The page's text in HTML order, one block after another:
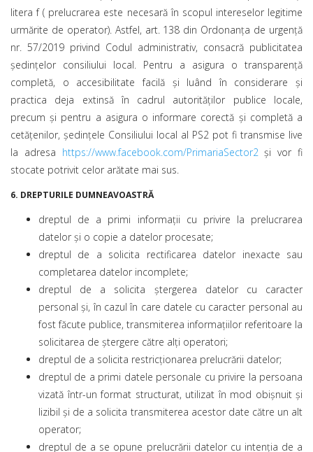
litera f ( prelucrarea este necesară în scopul intereselor legitime
urmărite de operator). Astfel, art. 138 din Ordonanţa de urgenţă
nr. 57/2019 privind Codul administrativ, consacră publicitatea
şedinţelor consiliului local. Pentru a asigura o transparenţă
completă, o accesibilitate facilă şi luând în considerare şi
practica deja extinsă în cadrul autorităţilor publice locale,
precum şi pentru a asigura o informare corectă şi completă a
cetăţenilor, şedinţele Consiliului local al PS2 pot fi transmise live
la adresa https://www.facebook.com/PrimariaSector2şi vor fi
stocate potrivit celor arătate mai sus.
6. DREPTURILE DUMNEAVOASTRĂ
dreptul de a primi informații cu privire la prelucrarea
datelor și o copie a datelor procesate;
dreptul de a solicita rectificarea datelor inexacte sau
completarea datelor incomplete;
dreptul de a solicita ștergerea datelor cu caracter
personal și, în cazul în care datele cu caracter personal au
fost făcute publice, transmiterea informațiilor referitoare la
solicitarea de ștergere către alți operatori;
dreptul de a solicita restricționarea prelucrării datelor;
dreptul de a primi datele personale cu privire la persoana
vizată într-un format structurat, utilizat în mod obișnuit și
lizibil și de a solicita transmiterea acestor date către un alt
operator;
dreptul de a se opune prelucrării datelor cu intenția de a